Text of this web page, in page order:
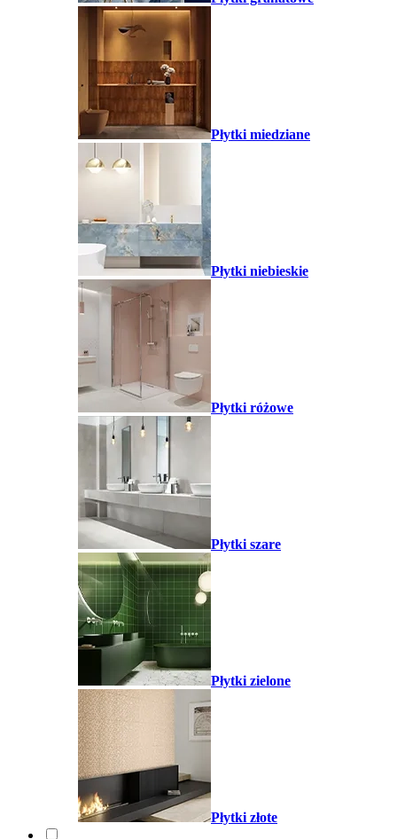
Płytki miedziane
Płytki niebieskie
Płytki różowe
Płytki szare
Płytki zielone
Płytki złote